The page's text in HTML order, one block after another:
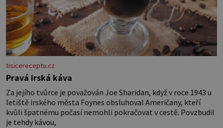
tisicereceptu.cz
Pravá irská káva
Za jejího tvůrce je považován Joe Sharidan, když v roce 1943 u
letiště irského města Foynes obsluhoval Američany, kteří
kvůli špatnému počasí nemohli pokračovat v cestě. Povzbudil
je tehdy kávou,